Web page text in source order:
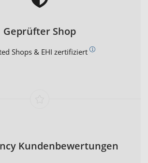
Geprüfter Shop
Shops & EHI zertifiziert
Kundenbewertungen